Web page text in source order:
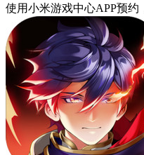
使用小米游戏中心APP预约